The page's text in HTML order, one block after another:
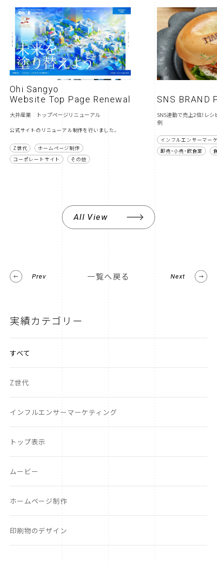
実績カテゴリー
すべて
Z世代
インフルエンサーマーケティング
トップ表示
ムービー
ホームページ制作
印刷物のデザイン
Ohi Sangyo
Website Top Page Renewal
大井産業 トップページリニューアル
公式サイトのリニューアル制作を行いました。
Z世代
ホームページ制作
コーポレートサイト
その他
SNS BRAND
SNS連動で売上2倍！レ
例
インフルエンサーマー
卸売・小売・飲食業
All View
Prev 一覧へ戻る Next